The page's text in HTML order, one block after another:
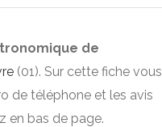
de
(01). Sur cette fiche vous
de téléphone et les avis
en bas de page.